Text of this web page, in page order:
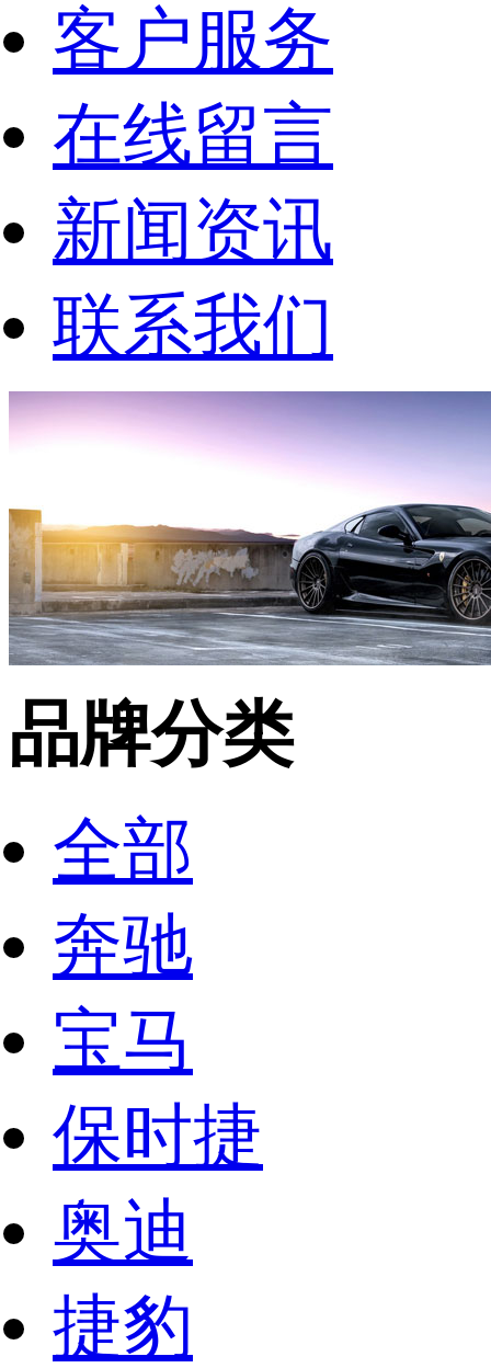
客户服务
在线留言
新闻资讯
联系我们
品牌分类
全部
奔驰
宝马
保时捷
奥迪
捷豹